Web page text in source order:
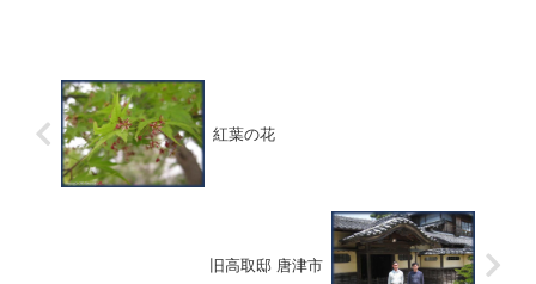
紅葉の花
旧高取邸 唐津市